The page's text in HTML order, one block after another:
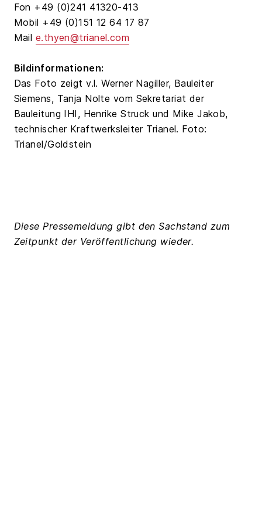
Fon +49 (0)241 41320-413
Mobil +49 (0)151 12 64 17 87
Mail e.thyen@trianel.com
Bildinformationen:
Das Foto zeigt v.l. Werner Nagiller, Bauleiter
Siemens, Tanja Nolte vom Sekretariat der
Bauleitung IHI, Henrike Struck und Mike Jakob,
technischer Kraftwerksleiter Trianel. Foto:
Trianel/Goldstein
Diese Pressemeldung gibt den Sachstand zum
Zeitpunkt der Veröffentlichung wieder.